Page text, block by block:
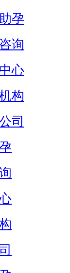
孕
询
心
构
司